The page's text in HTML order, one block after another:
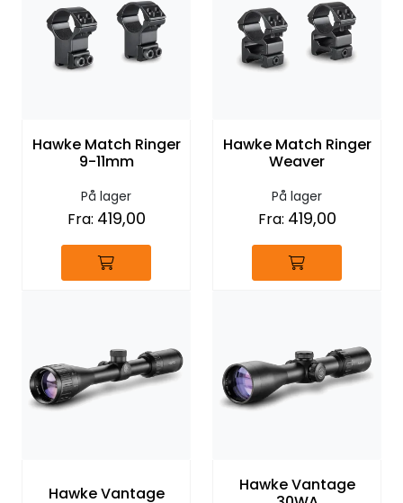
Hawke Match Ringer
9-11mm
På lager
Fra: 419,00
Hawke Match Ringer
Weaver
På lager
Fra: 419,00
Hawke Vantage
Hawke Vantage